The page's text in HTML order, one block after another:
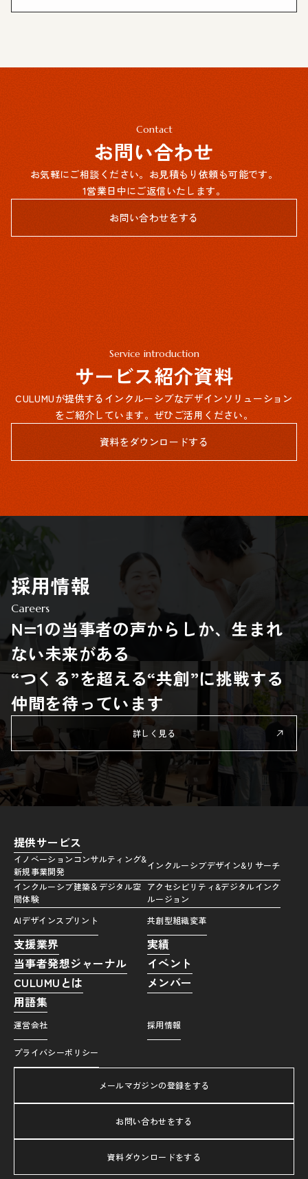
Contact
お問い合わせ
お気軽にご相談ください。お見積もり依頼も可能です。
1営業日中にご返信いたします。
お問い合わせをする
Service introduction
サービス紹介資料
CULUMUが提供するインクルーシブなデザインソリューション
をご紹介しています。ぜひご活用ください。
資料をダウンロードする
採用情報
Careers
N=1の当事者の声からしか、生まれ
ない未来がある
“つくる”を超える“共創”に挑戦する
仲間を待っています
詳しく見る
提供サービス
イノベーションコンサルティング&
新規事業開発
インクルーシブデザイン&リサーチ
インクルーシブ建築＆デジタル空
間体験
アクセシビリティ&デジタルインク
ルージョン
AIデザインスプリント
共創型組織変革
支援業界
実績
当事者発想ジャーナル
イベント
CULUMUとは
メンバー
用語集
運営会社 採用情報
プライバシーポリシー
メールマガジンの登録をする
お問い合わせをする
資料ダウンロードをする